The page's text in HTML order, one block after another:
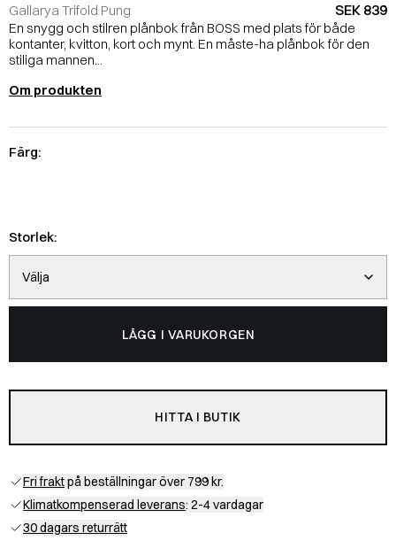
Gallarya Trifold Pung SEK 839
En snygg och stilren plånbok från BOSS med plats för både
kontanter, kvitton, kort och mynt. En måste-ha plånbok för den
stiliga mannen...
Om produkten
Färg:
Storlek:
Välja
LÄGG I VARUKORGEN
HITTA I BUTIK
Fri fraktpå beställningar över 799 kr.
Klimatkompenserad leverans: 2-4 vardagar
30 dagars returrätt